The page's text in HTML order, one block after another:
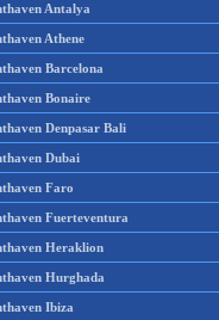
Antalya
Athene
Barcelona
Bonaire
Denpasar Bali
Dubai
Faro
Fuerteventura
Heraklion
Hurghada
Ibiza